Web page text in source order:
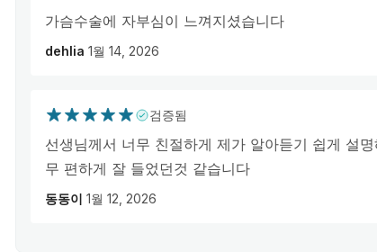
가슴수술에 자부심이 느껴지셨습니다
dehlia 1월 14, 2026
검증됨
선생님께서 너무 친절하게 제가 알아듣기 쉽게 설
무 편하게 잘 들었던것 같습니다
동동이 1월 12, 2026